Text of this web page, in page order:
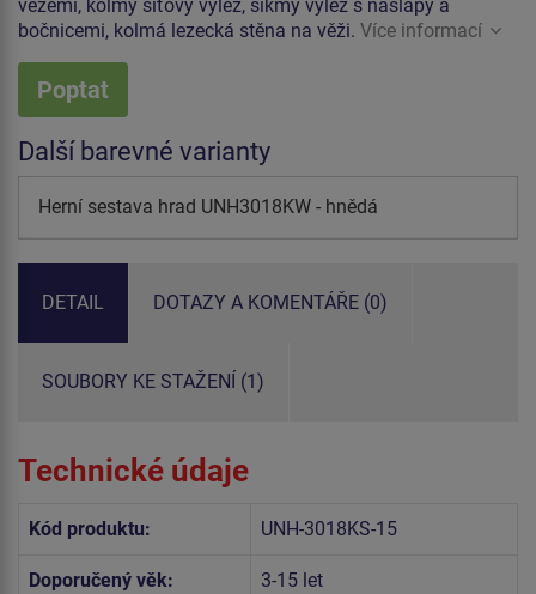
věžemi, kolmý síťový výlez, šikmý výlez s nášlapy a
bočnicemi, kolmá lezecká stěna na věži. Více informací
Poptat
Další barevné varianty
Herní sestava hrad UNH3018KW - hnědá
DETAIL DOTAZY A KOMENTÁŘE (0)
SOUBORY KE STAŽENÍ (1)
Technické údaje
Kód produktu: UNH-3018KS-15
Doporučený věk: 3-15 let